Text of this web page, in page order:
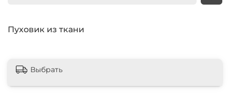
Пуховик из ткани
Выбрать